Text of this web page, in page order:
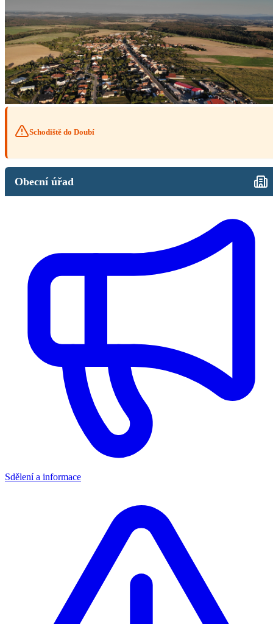
Schodiště do Doubí
Obecní úřad
Sdělení a informace